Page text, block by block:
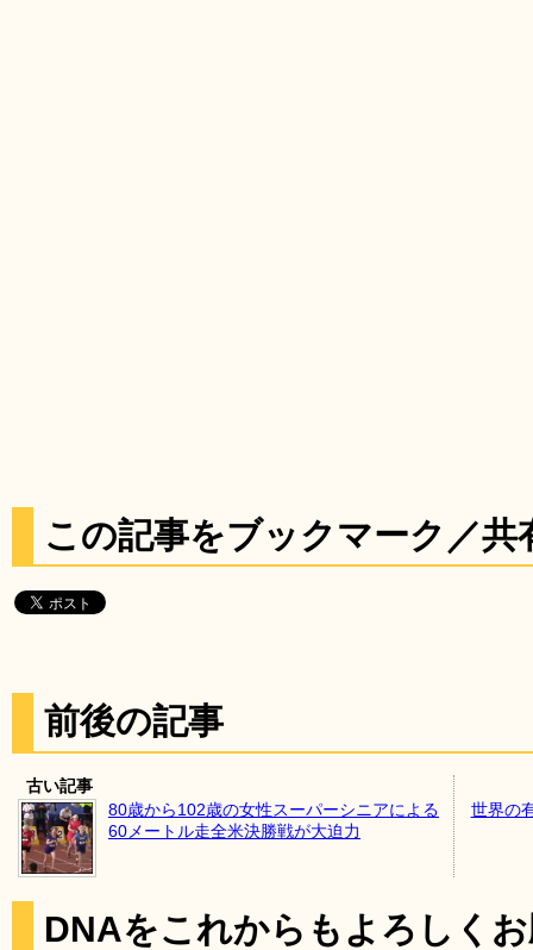
この記事をブックマーク／共
前後の記事
古い記事
80歳から102歳の女性スーパーシニアによる
60メートル走全米決勝戦が大迫力
世界の
DNAをこれからもよろしく